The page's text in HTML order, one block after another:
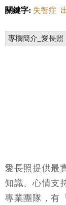
關鍵字: 失智症
專欄簡介_愛長照
愛長照提供最
知識、心情支
專業團隊，有